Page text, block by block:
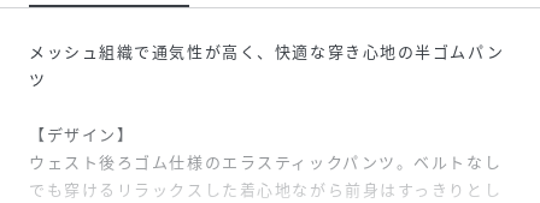
メッシュ組織で通気性が高く、快適な穿き心地の半ゴムパン
ツ
【デザイン】
ウェスト後ろゴム仕様のエラスティックパンツ。ベルトなし
でも穿けるリラックスした着心地ながら前身はすっきりとし